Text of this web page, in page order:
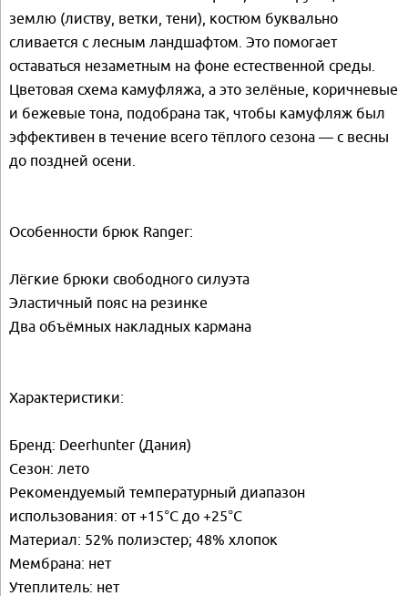
землю (листву, ветки, тени), костюм буквально
сливается с лесным ландшафтом. Это помогает
оставаться незаметным на фоне естественной среды.
Цветовая схема камуфляжа, а это зелёные, коричневые
и бежевые тона, подобрана так, чтобы камуфляж был
эффективен в течение всего тёплого сезона — с весны
до поздней осени.
Особенности брюк Ranger:
Лёгкие брюки свободного силуэта
Эластичный пояс на резинке
Два объёмных накладных кармана
Характеристики:
Бренд: Deerhunter (Дания)
Сезон: лето
Рекомендуемый температурный диапазон
использования: от +15°C до +25°C
Материал: 52% полиэстер; 48% хлопок
Мембрана: нет
Утеплитель: нет